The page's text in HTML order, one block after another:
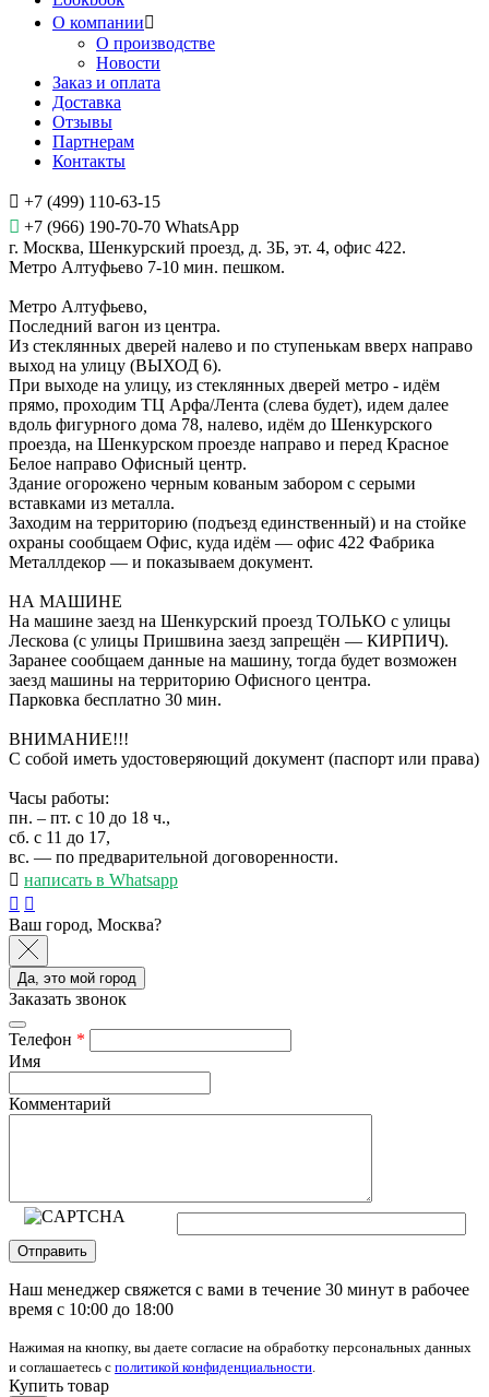
О компании
О производстве
Новости
Заказ и оплата
Доставка
Отзывы
Партнерам
Контакты
+7 (499) 110-63-15
+7 (966) 190-70-70 WhatsApp
г. Москва, Шенкурский проезд, д. 3Б, эт. 4, офис 422.
Метро Алтуфьево 7-10 мин. пешком.
Метро Алтуфьево,
Последний вагон из центра.
Из стеклянных дверей налево и по ступенькам вверх направо
выход на улицу (ВЫХОД 6).
При выходе на улицу, из стеклянных дверей метро - идём
прямо, проходим ТЦ Арфа/Лента (слева будет), идем далее
вдоль фигурного дома 78, налево, идём до Шенкурского
проезда, на Шенкурском проезде направо и перед Красное
Белое направо Офисный центр.
Здание огорожено черным кованым забором с серыми
вставками из металла.
Заходим на территорию (подъезд единственный) и на стойке
охраны сообщаем Офис, куда идём — офис 422 Фабрика
Металлдекор — и показываем документ.
НА МАШИНЕ
На машине заезд на Шенкурский проезд ТОЛЬКО с улицы
Лескова (с улицы Пришвина заезд запрещён — КИРПИЧ).
Заранее сообщаем данные на машину, тогда будет возможен
заезд машины на территорию Офисного центра.
Парковка бесплатно 30 мин.
ВНИМАНИЕ!!!
С собой иметь удостоверяющий документ (паспорт или права)
Часы работы:
пн. – пт. с 10 до 18 ч.,
сб. с 11 до 17,
вс. — по предварительной договоренности.
написать в Whatsapp
Ваш город, Москва?
Да, это мой город
Заказать звонок
Телефон *
Имя
Комментарий
Отправить
Наш менеджер свяжется с вами в течение 30 минут в рабочее
время с 10:00 до 18:00
Нажимая на кнопку, вы даете согласие на обработку персональных данных
и соглашаетесь с политикой конфиденциальности.
Купить товар